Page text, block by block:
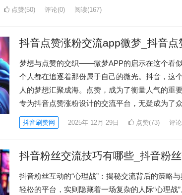
点赞(50) 评论(0) 阅读(167)
抖音点赞涨粉交流app微梦_抖音点
梦想与点赞的交织——微梦APP的启示在这个看
个人都在追逐着那份属于自己的微光。抖音，这
人的梦想汇聚成海。点赞，成为了衡量人气的重
专为抖音点赞涨粉设计的交流平台，无疑成为了
抖音刷赞网 2025年 12月 29日 点赞(73) 评
抖音粉丝交流技巧有哪些_抖音粉
抖音粉丝互动的“心理战”：揭秘交流背后的策略
轻松的平台，实则隐藏着一场复杂的人际“心理战”